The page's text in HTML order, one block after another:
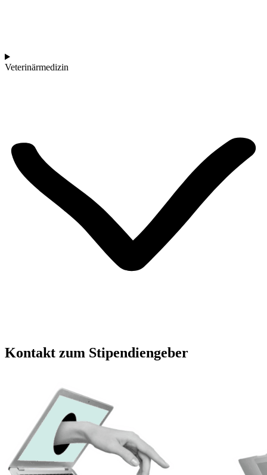
Veterinärmedizin
Kontakt zum Stipendiengeber